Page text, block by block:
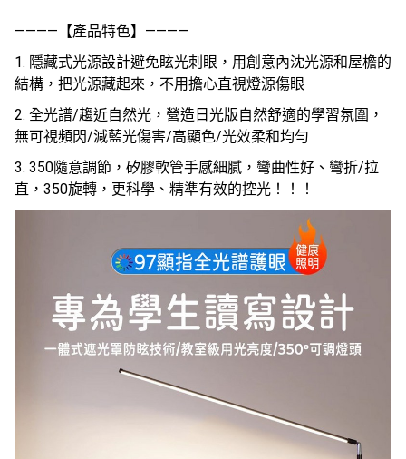
————【產品特色】————
1. 隱藏式光源設計避免眩光刺眼，用創意內沈光源和屋檐的
結構，把光源藏起來，不用擔心直視燈源傷眼
2. 全光譜/趨近自然光，營造日光版自然舒適的學習氛圍，
無可視頻閃/減藍光傷害/高顯色/光效柔和均勻
3. 350隨意調節，矽膠軟管手感細膩，彎曲性好、彎折/拉
直，350旋轉，更科學、精準有效的控光！！！